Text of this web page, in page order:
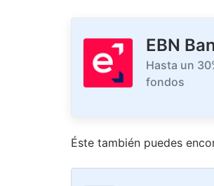
EBN
Hasta un
fondos
Éste también puedes